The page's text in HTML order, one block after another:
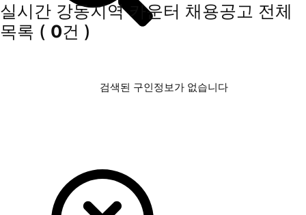
실시간 강동지역 카운터 채용공고 전체
목록 ( 0건 )
검색된 구인정보가 없습니다